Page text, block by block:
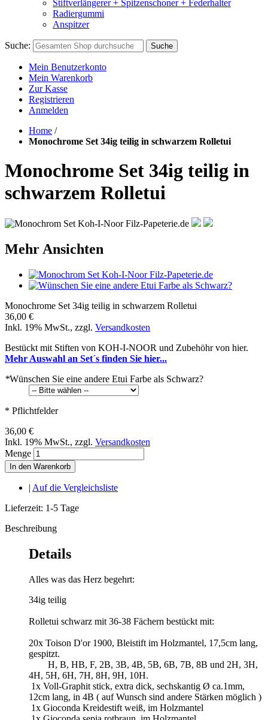
Stiftverlängerer + Spitzenschoner + Federhalter
Radiergummi
Anspitzer
Suche: Suche
Mein Benutzerkonto
Mein Warenkorb
Zur Kasse
Registrieren
Anmelden
Home /
Monochrome Set 34ig teilig in schwarzem Rolletui
Monochrome Set 34ig teilig in
schwarzem Rolletui
Mehr Ansichten
Monochrome Set 34ig teilig in schwarzem Rolletui
36,00 €
Inkl. 19% MwSt., zzgl. Versandkosten
Bestückt mit Stiften von KOH-I-NOOR und Zubehöhr von hier.
Mehr Auswahl an Set´s finden Sie hier...
*Wünschen Sie eine andere Etui Farbe als Schwarz?
* Pflichtfelder
36,00 €
Inkl. 19% MwSt., zzgl. Versandkosten
Menge
In den Warenkorb
| Auf die Vergleichsliste
Lieferzeit: 1-5 Tage
Beschreibung
Details
Alles was das Herz begehrt:
34ig teilig
Rolletui schwarz mit 36-38 Fächern bestückt mit:
20x Toison D'or 1900, Bleistift im Holzmantel, 17,5cm lang,
gespitzt.
H, B, HB, F, 2B, 3B, 4B, 5B, 6B, 7B, 8B und 2H, 3H,
4H, 5H, 6H, 7H, 8H, 9H, 10H.
1x Voll-Graphit stick, extra dick, sechskantig Ø ca.1mm,
12cm lang, in 4B ( auf Wunsch sind andere Stärken möglich )
1x Gioconda Kreidestift weiß, im Holzmantel